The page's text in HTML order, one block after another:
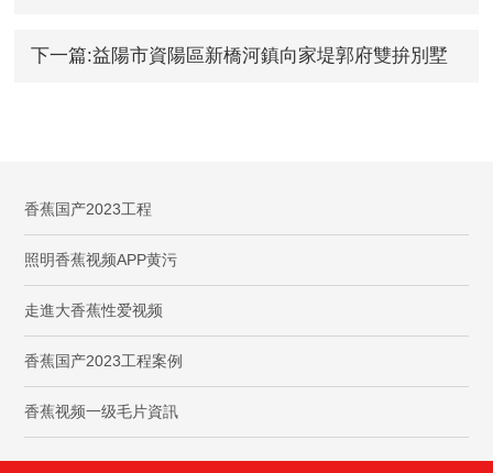
下一篇:益陽市資陽區新橋河鎮向家堤郭府雙拚別墅
香蕉国产2023工程
照明香蕉视频APP黄污
走進大香蕉性爱视频
香蕉国产2023工程案例
香蕉视频一级毛片資訊